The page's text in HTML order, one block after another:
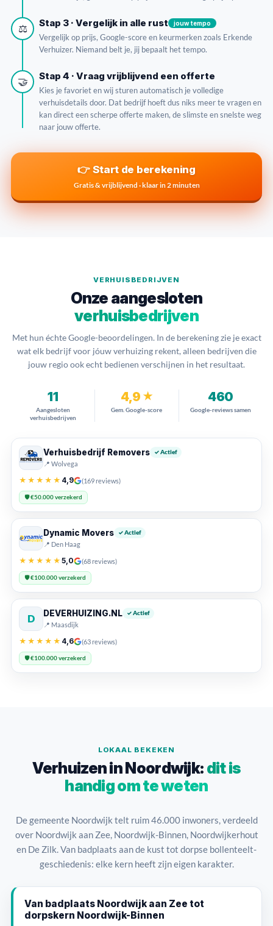
⚖️ Stap 3 · Vergelijk in alle rust jouw tempo
Vergelijk op prijs, Google-score en keurmerken zoals Erkende
Verhuizer. Niemand belt je, jij bepaalt het tempo.
🤝 Stap 4 · Vraag vrijblijvend een offerte
Kies je favoriet en wij sturen automatisch je volledige
verhuisdetails door. Dat bedrijf hoeft dus niks meer te vragen en
kan direct een scherpe offerte maken, de slimste en snelste weg
naar jouw offerte.
👉 Start de berekening
Gratis & vrijblijvend · klaar in 2 minuten
VERHUISBEDRIJVEN
Onze aangesloten
verhuisbedrijven
Met hun échte Google-beoordelingen. In de berekening zie je exact
wat elk bedrijf voor jóuw verhuizing rekent, alleen bedrijven die
jouw regio ook echt bedienen verschijnen in het resultaat.
11
Aangesloten
verhuisbedrijven
4,9 ★
Gem. Google-score
460
Google-reviews samen
Verhuisbedrijf Removers ✓ Actief
📍 Wolvega
★★★★★ 4,9 (169 reviews)
🛡️ €50.000 verzekerd
Dynamic Movers ✓ Actief
📍 Den Haag
★★★★★ 5,0 (68 reviews)
🛡️ €100.000 verzekerd
D DEVERHUIZING.NL ✓ Actief
📍 Maasdijk
★★★★★ 4,6 (63 reviews)
🛡️ €100.000 verzekerd
LOKAAL BEKEKEN
Verhuizen in Noordwijk: dit is
handig om te weten
De gemeente Noordwijk telt ruim 46.000 inwoners, verdeeld
over Noordwijk aan Zee, Noordwijk-Binnen, Noordwijkerhout
en De Zilk. Van badplaats aan de kust tot dorpse bollenteelt-
geschiedenis: elke kern heeft zijn eigen karakter.
Van badplaats Noordwijk aan Zee tot
dorpskern Noordwijk-Binnen